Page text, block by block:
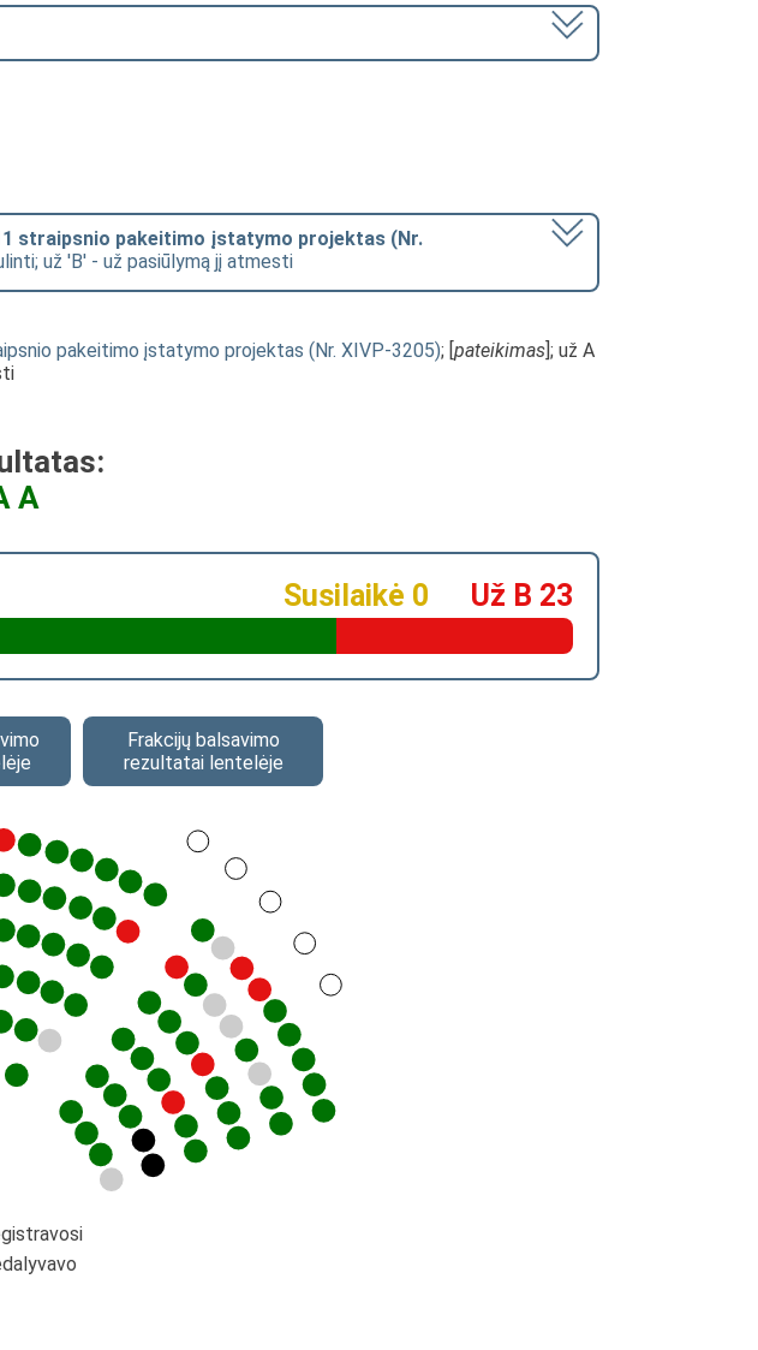
straipsnio pakeitimo įstatymo projektas (Nr.
už 'B' - už pasiūlymą jį atmesti
pakeitimo įstatymo projektas (Nr. XIVP-3205); [pateikimas]; už A
A
Už B 23
Susilaikė 0
Frakcijų balsavimo
rezultatai lentelėje